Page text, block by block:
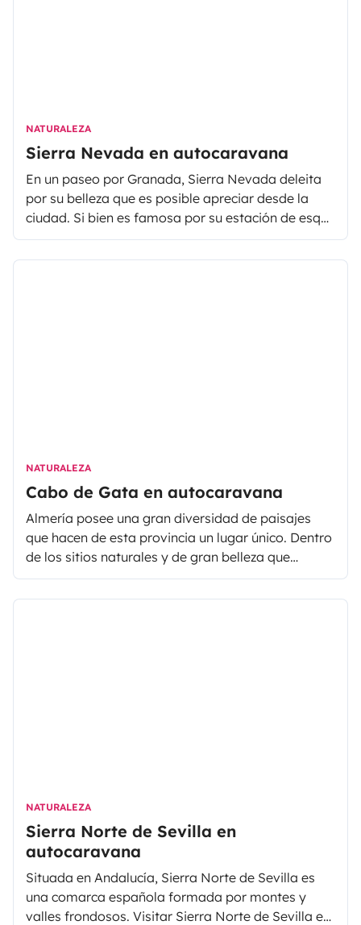
NATURALEZA
Sierra Nevada en autocaravana
En un paseo por Granada, Sierra Nevada deleita
por su belleza que es posible apreciar desde la
ciudad. Si bien es famosa por su estación de esquí,
este macizo montañoso cuenta con grandes
atractivos para disfrutar en otras épocas del año,
NATURALEZA
Cabo de Gata en autocaravana
Almería posee una gran diversidad de paisajes
que hacen de esta provincia un lugar único. Dentro
de los sitios naturales y de gran belleza que
podremos encontrar en un recorrido en
autocaravana o furgoneta camper por Almería, se
NATURALEZA
Sierra Norte de Sevilla en
autocaravana
Situada en Andalucía, Sierra Norte de Sevilla es
una comarca española formada por montes y
valles frondosos. Visitar Sierra Norte de Sevilla en